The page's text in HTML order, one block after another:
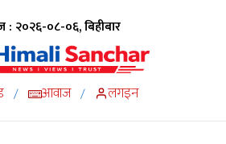
२०२६-०८-०६, बिहीबार
/ आवाज / लगइन